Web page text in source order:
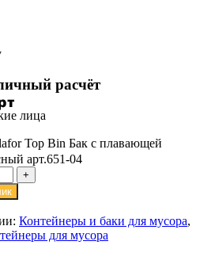
расчёт
лица
Top Bin Бак с плавающей
арт.651-04
Контейнеры и баки для мусора,
для мусора